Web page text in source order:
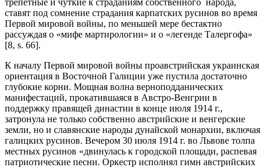
ставят под сомнение страдания карпатских русинов во время
Первой мировой войны, по меньшей мере бестактно
рассуждая о «мифе мартирологии» и о «легенде Талергофа»
[8, s. 66].
К началу Первой мировой войны проавстрийская украинская
ориентация в Восточной Галиции уже пустила достаточно
глубокие корни. Мощная волна верноподданических
манифестаций, прокатившаяся в Австро-Венгрии в
поддержку правящей династии в конце июля 1914 г.,
затронула не только собственно австрийские и венгерские
земли, но и славянские народы дунайской монархии, включая
галицких русинов. Вечером 30 июля 1914 г. во Львове толпа
местных русинов «двинулась к городской площади, распевая
патриотические песни. Оркестр исполнял гимн австрийских